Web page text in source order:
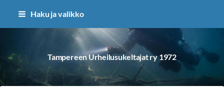
Siirry
Haku ja valikko
Tampereen Urheilusukeltajat ry 1972